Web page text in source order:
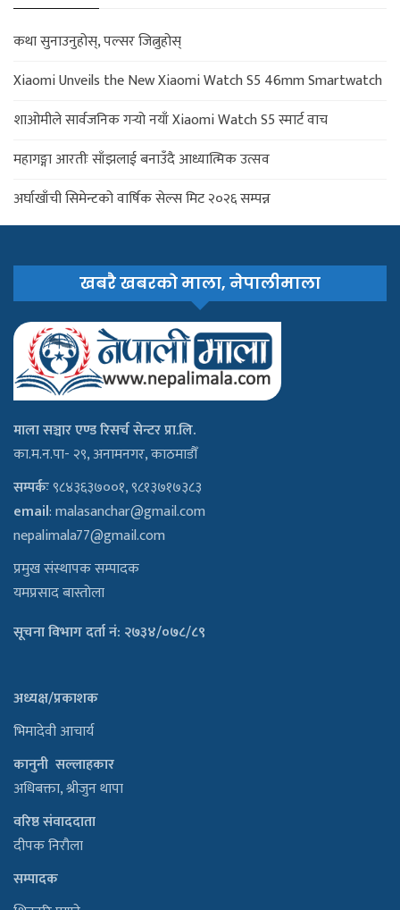
कथा सुनाउनुहोस्, पल्सर जित्नुहोस्
Xiaomi Unveils the New Xiaomi Watch S5 46mm Smartwatch
शाओमीले सार्वजनिक गर्‍यो नयाँ Xiaomi Watch S5 स्मार्ट वाच
महागङ्गा आरतीः साँझलाई बनाउँदै आध्यात्मिक उत्सव
अर्घाखाँची सिमेन्टको वार्षिक सेल्स मिट २०२६ सम्पन्न
खबरै खबरको माला, नेपालीमाला
माला सञ्चार एण्ड रिसर्च सेन्टर प्रा.लि.
का.म.न.पा- २९, अनामनगर, काठमाडौँ
सम्पर्कः९८४३६३७००१, ९८१३७१७३८३
email:malasanchar@gmail.com
nepalimala77@gmail.com
प्रमुख संस्थापक सम्पादक
यमप्रसाद बास्तोला
सूचना विभाग दर्ता नं: २७३४/०७८/८९
अध्यक्ष/प्रकाशक
भिमादेवी आचार्य
कानुनी सल्लाहकार
अधिबक्ता, श्रीजुन थापा
वरिष्ठ संवाददाता
दीपक निरौला
सम्पादक